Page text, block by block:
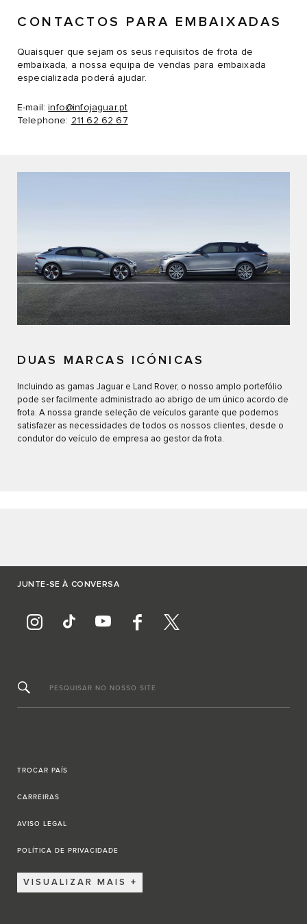
CONTACTOS PARA EMBAIXADAS
Quaisquer que sejam os seus requisitos de frota de
embaixada, a nossa equipa de vendas para embaixada
especializada poderá ajudar.
E-mail:info@infojaguar.pt
Telephone: 211 62 62 67
DUAS MARCAS ICÓNICAS
Incluindo as gamas Jaguar e Land Rover, o nosso amplo portefólio
pode ser facilmente administrado ao abrigo de um único acordo de
frota. A nossa grande seleção de veículos garante que podemos
satisfazer as necessidades de todos os nossos clientes, desde o
condutor do veículo de empresa ao gestor da frota.
JUNTE-SE À CONVERSA
PESQUISAR NO NOSSO SITE
TROCAR PAÍS
CARREIRAS
AVISO LEGAL
POLÍTICA DE PRIVACIDADE
VISUALIZAR MAIS